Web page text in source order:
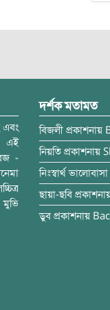
এবং
এই
-
মুভি
দর্শক মতামত
বিজলী প্রকাশনায়
নিয়তি প্রকাশনায়
নিঃস্বার্থ ভালোবাসা
ছায়া-ছবি
ডুব প্রকাশনায়